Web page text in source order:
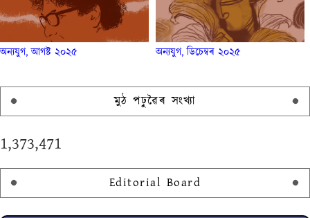
অন্যযুগ, আগষ্ট ২০২৫ অন্যযুগ, ডিচেম্বৰ ২০২৫
মুঠ পঢ়ুৱৈৰ সংখ্যা
1,373,471
Editorial Board